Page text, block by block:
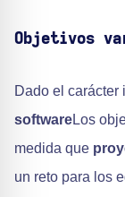
Objetivos
Dado el carácter
softwareLos
medida que
un reto para los